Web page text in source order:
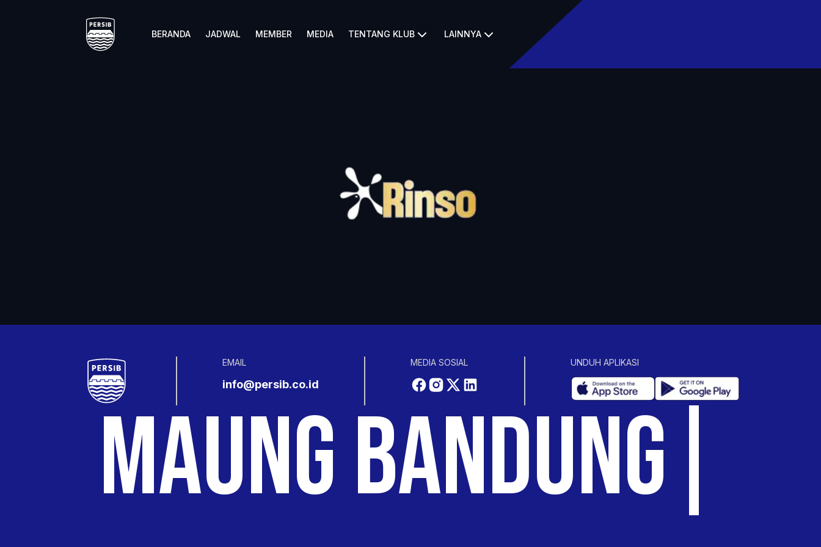
BERANDA JADWAL MEMBER MEDIA TENTANG KLUB LAINNYA
MAUNG BANDUNG
EMAIL
info@persib.co.id
MEDIA SOSIAL UNDUH APLIKASI